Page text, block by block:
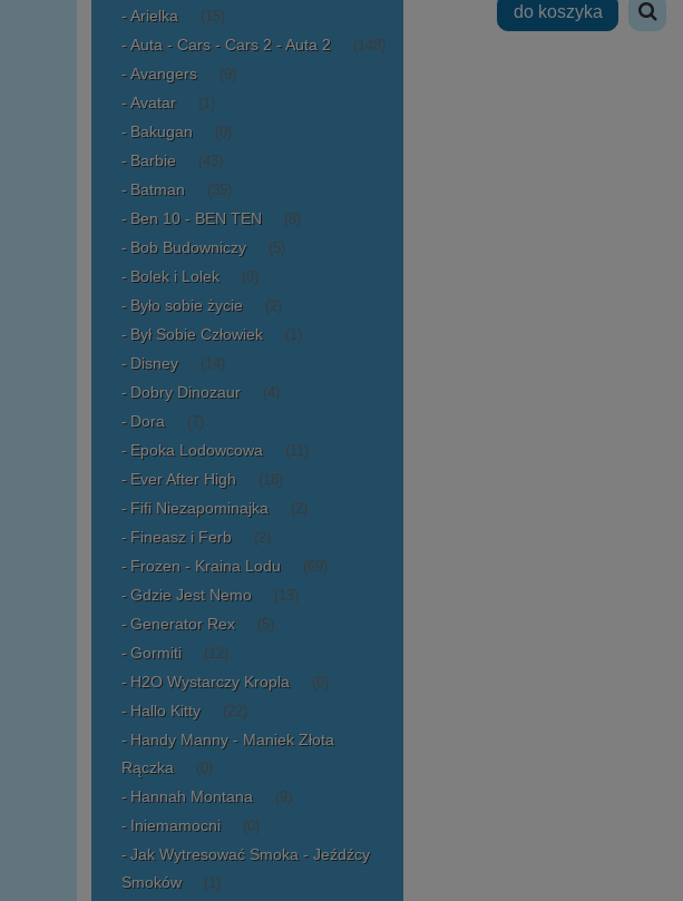
Arielka (15)
Auta - Cars - Cars 2 - Auta 2 (148)
Avangers (9)
Avatar (1)
Bakugan (0)
Barbie (43)
Batman (35)
Ben 10 - BEN TEN (8)
Bob Budowniczy (5)
Bolek i Lolek (0)
Było sobie życie (2)
Był Sobie Człowiek (1)
Disney (14)
Dobry Dinozaur (4)
Dora (7)
Epoka Lodowcowa (11)
Ever After High (18)
Fifi Niezapominajka (2)
Fineasz i Ferb (2)
Frozen - Kraina Lodu (69)
Gdzie Jest Nemo (13)
Generator Rex (5)
Gormiti (12)
H2O Wystarczy Kropla (0)
Hallo Kitty (22)
Handy Manny - Maniek Złota
Rączka
(0)
Hannah Montana (9)
Iniemamocni (0)
Jak Wytresować Smoka - Jeźdźcy
Smoków
(1)
do koszyka